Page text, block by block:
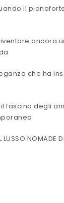
il
ancora
che ha
il fascino degli
LUSSO NOMADE